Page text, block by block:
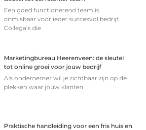
Een goed functionerend team is
onmisbaar voor ieder succesvol bedrijf.
Collega’s die
Marketingbureau Heerenveen: de sleutel
tot online groei voor jouw bedrijf
Als ondernemer wil je zichtbaar zijn op de
plekken waar jouw klanten
Praktische handleiding voor een fris huis en